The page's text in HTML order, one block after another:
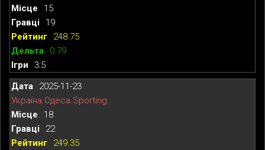
15
19
248.75
0.79
3:5
2025-11-23
Україна.Одеса.Sporting.
18
22
249.35